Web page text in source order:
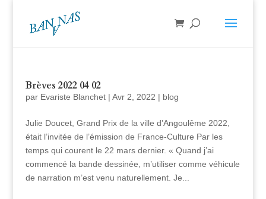
Brèves 2022 04 02
par Evariste Blanchet| Avr 2, 2022 | blog
Julie Doucet, Grand Prix de la ville d’Angoulême 2022,
était l’invitée de l’émission de France-Culture Par les
temps qui courent le 22 mars dernier. « Quand j’ai
commencé la bande dessinée, m’utiliser comme véhicule
de narration m’est venu naturellement. Je...